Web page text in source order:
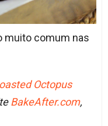
muito comum nas
Octopus
BakeAfter.com,